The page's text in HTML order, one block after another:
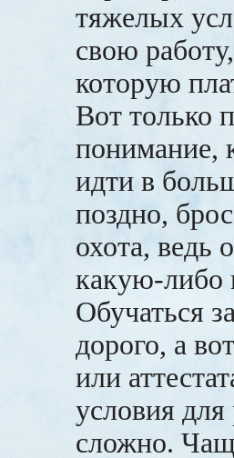
тяжелых
свою
которую
Вот только
понимание,
идти в
поздно,
охота, ведь
какую-либо
Обучаться
дорого, а
или
условия
сложно.